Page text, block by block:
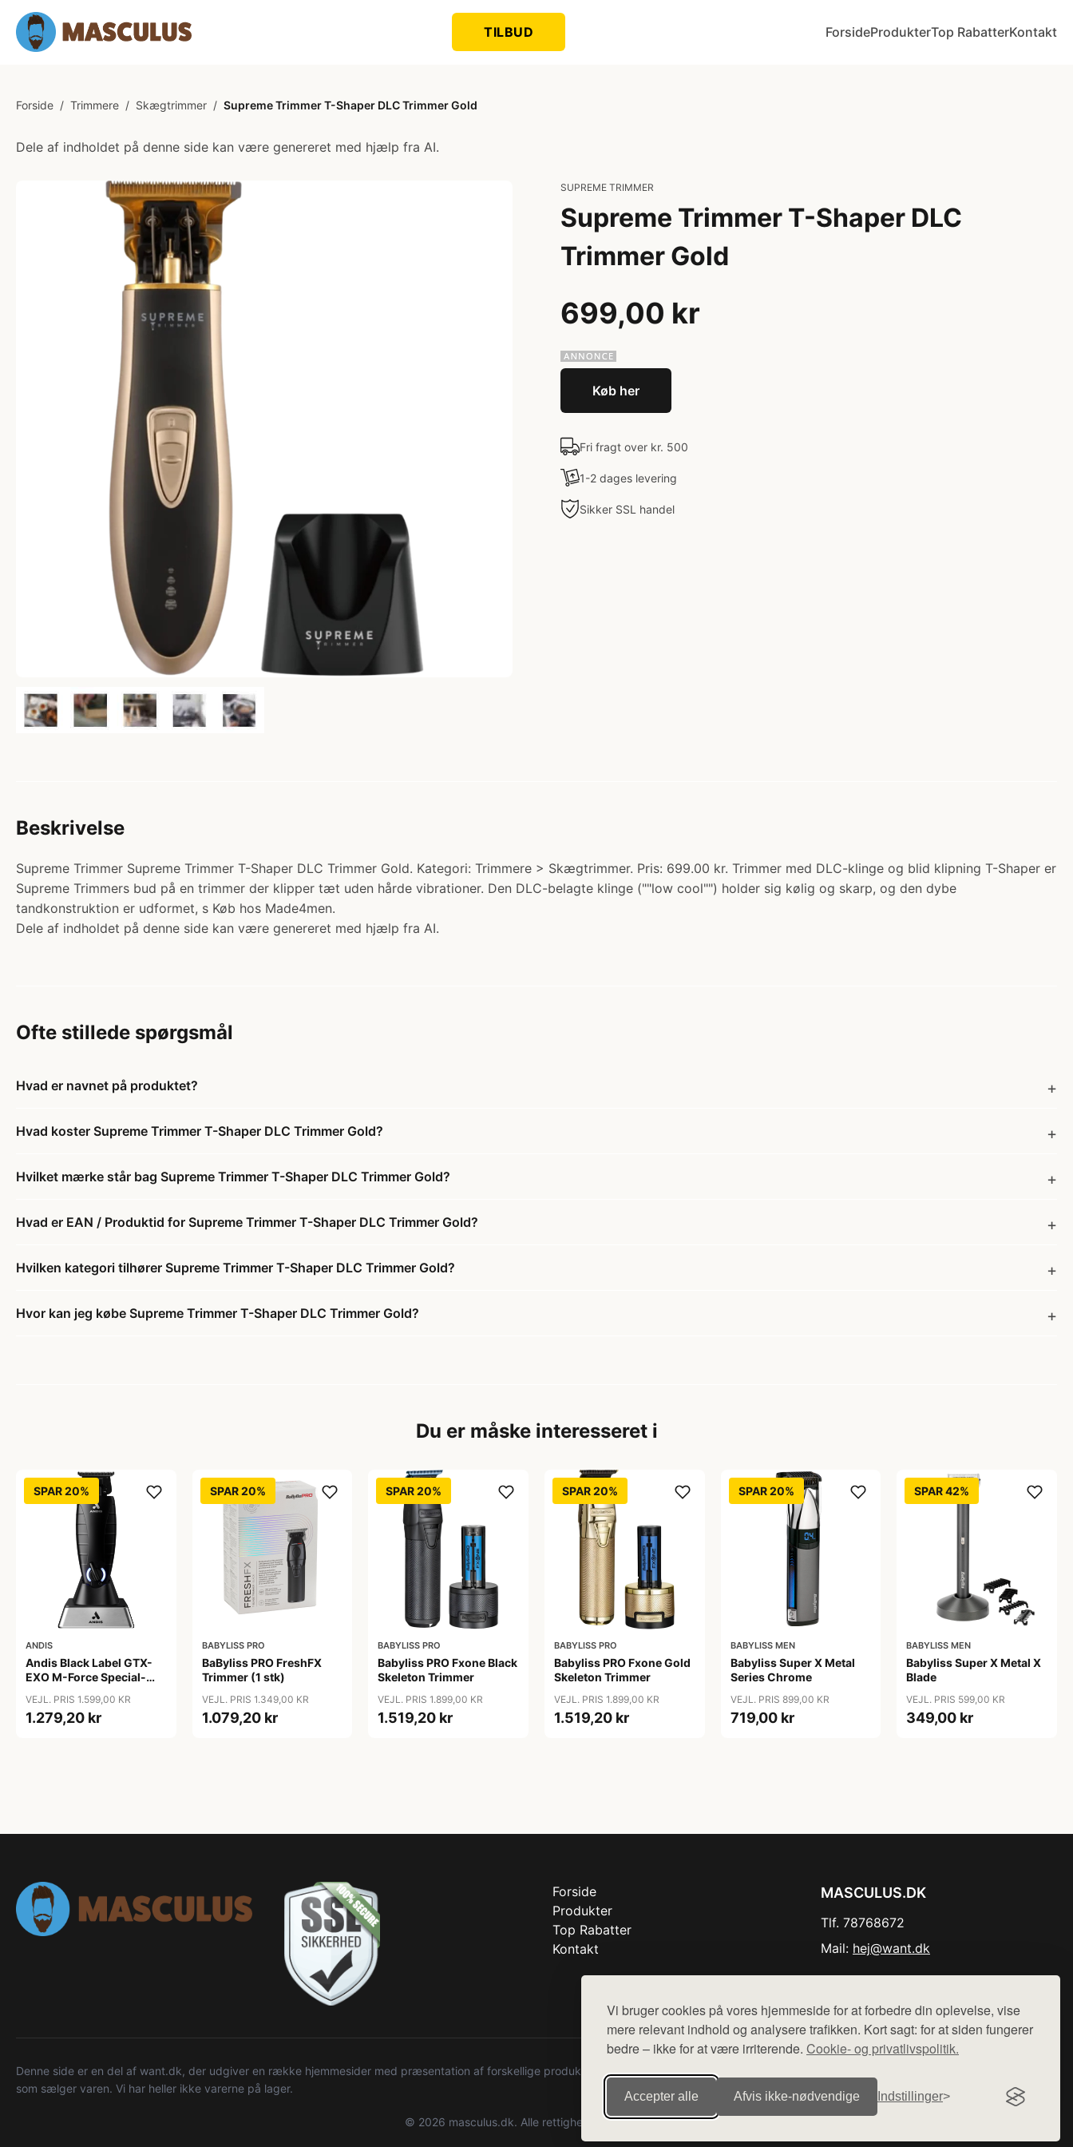
Vi bruger cookies på vores hjemmeside for at forbedre din oplevelse, vise
mere relevant indhold og analysere trafikken. Kort sagt: for at siden fungerer
bedre – ikke for at være irriterende. Cookie- og privatlivspolitik.
Accepter alle Afvis ikke‑nødvendige Indstillinger
TILBUD ForsideProdukterTop RabatterKontakt
Forside / Trimmere / Skægtrimmer / Supreme Trimmer T-Shaper DLC Trimmer Gold
Dele af indholdet på denne side kan være genereret med hjælp fra AI.
SUPREME TRIMMER
Supreme Trimmer T-Shaper DLC
Trimmer Gold
699,00 kr
Køb her
Fri fragt over kr. 500
1-2 dages levering
Sikker SSL handel
Beskrivelse
Supreme Trimmer Supreme Trimmer T-Shaper DLC Trimmer Gold. Kategori: Trimmere > Skægtrimmer. Pris: 699.00 kr. Trimmer med DLC-klinge og blid klipning T-Shaper er
Supreme Trimmers bud på en trimmer der klipper tæt uden hårde vibrationer. Den DLC-belagte klinge (""low cool"") holder sig kølig og skarp, og den dybe
tandkonstruktion er udformet, s Køb hos Made4men.
Dele af indholdet på denne side kan være genereret med hjælp fra AI.
Ofte stillede spørgsmål
Hvad er navnet på produktet?
Hvad koster Supreme Trimmer T-Shaper DLC Trimmer Gold?
Hvilket mærke står bag Supreme Trimmer T-Shaper DLC Trimmer Gold?
Hvad er EAN / Produktid for Supreme Trimmer T-Shaper DLC Trimmer Gold?
Hvilken kategori tilhører Supreme Trimmer T-Shaper DLC Trimmer Gold?
Hvor kan jeg købe Supreme Trimmer T-Shaper DLC Trimmer Gold?
Du er måske interesseret i
SPAR 20%
ANDIS
Andis Black Label GTX-
EXO M-Force Special-
Trimmer
VEJL. PRIS 1.599,00 KR
1.279,20 kr
SPAR 20%
BABYLISS PRO
BaByliss PRO FreshFX
Trimmer (1 stk)
VEJL. PRIS 1.349,00 KR
1.079,20 kr
SPAR 20%
BABYLISS PRO
Babyliss PRO Fxone Black
Skeleton Trimmer
VEJL. PRIS 1.899,00 KR
1.519,20 kr
SPAR 20%
BABYLISS PRO
Babyliss PRO Fxone Gold
Skeleton Trimmer
VEJL. PRIS 1.899,00 KR
1.519,20 kr
SPAR 20%
BABYLISS MEN
Babyliss Super X Metal
Series Chrome
VEJL. PRIS 899,00 KR
719,00 kr
SPAR 42%
BABYLISS MEN
Babyliss Super X Metal X
Blade
VEJL. PRIS 599,00 KR
349,00 kr
Forside
Produkter
Top Rabatter
Kontakt
MASCULUS.DK
Tlf. 78768672
Mail: hej@want.dk
Denne side er en del af want.dk, der udgiver en række hjemmesider med præsentation af forskellige produkter fra diverse webshops. Der sælges ikke varer fra denne side - vi henviser til de shops,
som sælger varen. Vi har heller ikke varerne på lager.
© 2026 masculus.dk. Alle rettigheder forbeholdes.